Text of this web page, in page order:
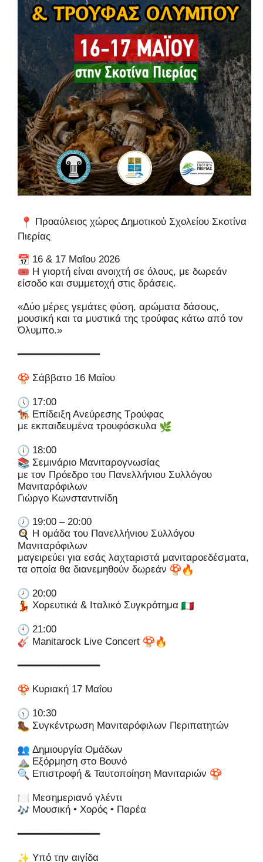
Προαύλειος χώρος Δημοτικού Σχολείου Σκοτίνα
Πιερίας
16 & 17 Μαΐου 2026
Η γιορτή είναι ανοιχτή σε όλους, με δωρεάν
είσοδο και συμμετοχή στις δράσεις.
«Δύο μέρες γεμάτες φύση, αρώματα δάσους,
μουσική και τα μυστικά της τρούφας κάτω από τον
Όλυμπο.»
━━━━━━━━━━━━━━
Σάββατο 16 Μαΐου
17:00
Επίδειξη Ανεύρεσης Τρούφας
με εκπαιδευμένα τρουφόσκυλα
18:00
Σεμινάριο Μανιταρογνωσίας
με τον Πρόεδρο του Πανελλήνιου Συλλόγου
Μανιταρόφιλων
Γιώργο Κωνσταντινίδη
19:00 – 20:00
Η ομάδα του Πανελλήνιου Συλλόγου
Μανιταρόφιλων
μαγειρεύει για εσάς λαχταριστά μανιταροεδέσματα,
τα οποία θα διανεμηθούν δωρεάν
20:00
Χορευτικά & Ιταλικό Συγκρότημα
21:00
Manitarock Live Concert
━━━━━━━━━━━━━━
Κυριακή 17 Μαΐου
10:30
Συγκέντρωση Μανιταρόφιλων Περιπατητών
Δημιουργία Ομάδων
Εξόρμηση στο Βουνό
Επιστροφή & Ταυτοποίηση Μανιταριών
Μεσημεριανό γλέντι
Μουσική • Χορός • Παρέα
━━━━━━━━━━━━━━
Υπό την αιγίδα